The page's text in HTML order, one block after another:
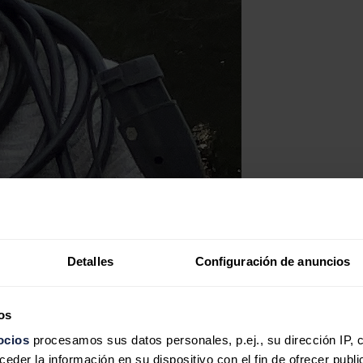
Detalles Configuración de anuncios
procesamos sus datos personales, p.ej., su dirección IP,
la información en su dispositivo con el fin de ofrecer